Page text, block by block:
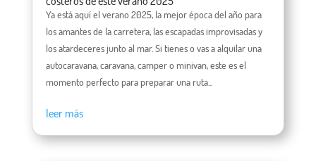
Ya está aquí el verano 2025, la mejor época del año para
los amantes de la carretera, las escapadas improvisadas y
los atardeceres junto al mar. Si tienes o vas a alquilar una
autocaravana, caravana, camper o minivan, este es el
momento perfecto para preparar una ruta...
leer más